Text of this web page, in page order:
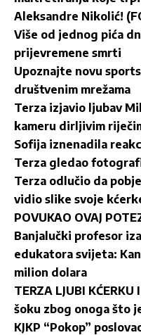
Aleksandre Nikolić!
Više od jednog pića
prijevremene smrti
Upoznajte novu
društvenim mrežama
Terza izjavio ljubav
kameru dirljivim
Sofija iznenadila
Terza gledao
Terza odlučio da
vidio slike svoje
POVUKAO OVAJ
Banjalučki profesor
edukatora svijeta:
milion dolara
TERZA LJUBI KĆERKU
šoku zbog onoga što
KJKP “Pokop”